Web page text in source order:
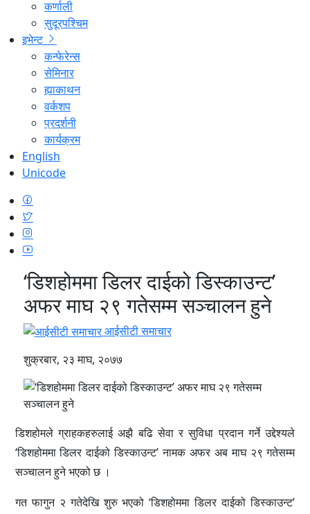
कर्णाली
सुदूरपश्चिम
इभेन्ट
कन्फेरेन्स
सेमिनार
ह्याकाथन
वर्कशप
प्रदर्शनी
कार्यक्रम
English
Unicode
‘डिशहोममा डिलर दाईको डिस्काउन्ट’
अफर माघ २९ गतेसम्म सञ्चालन हुने
आईसीटी समाचार
शुक्रबार, २३ माघ, २०७७
डिशहोमले ग्राहकहरुलाई अझै बढि सेवा र सुविधा प्रदान गर्ने उद्देश्यले
‘डिशहोममा डिलर दाईको डिस्काउन्ट’ नामक अफर अब माघ २९ गतेसम्म
सञ्चालन हुने भएको छ ।
गत फागुन २ गतेदेखि शुरु भएको ‘डिशहोममा डिलर दाईको डिस्काउन्ट’